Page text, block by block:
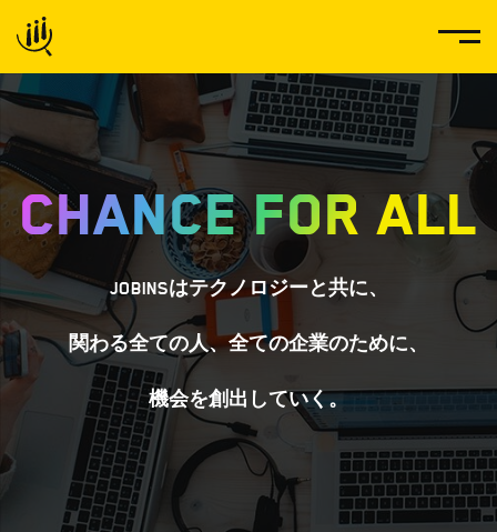
Chance For ALL
JOBINSはテクノロジーと共に、
関わる全ての人、全ての企業のために、
機会を創出していく。